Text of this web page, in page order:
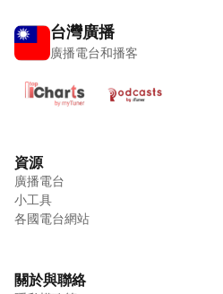
台灣廣播
廣播電台和播客
資源
廣播電台
小工具
各國電台網站
關於與聯絡